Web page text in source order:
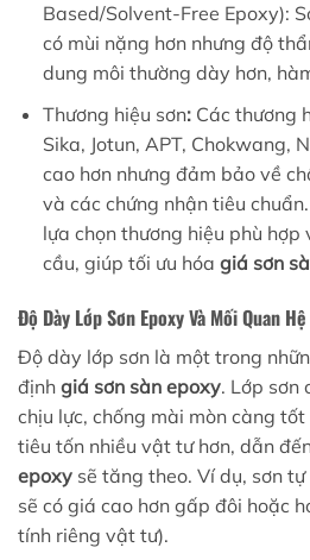
Based/Solvent-Free Epoxy):
có mùi nặng hơn nhưng độ
dung môi thường dày hơn,
Thương hiệu sơn:Các thương
Sika, Jotun, APT, Chokwang,
cao hơn nhưng đảm bảo về
và các chứng nhận tiêu
lựa chọn thương hiệu phù hợp
cầu, giúp tối ưu hóa giá sơn
Độ Dày Lớp Sơn Epoxy Và Mối Quan
Độ dày lớp sơn là một trong
định giá sơn sàn epoxy. Lớp sơn
chịu lực, chống mài mòn càng
tiêu tốn nhiều vật tư hơn, dẫn
epoxy sẽ tăng theo. Ví dụ, sơn
sẽ có giá cao hơn gấp đôi hoặc
tính riêng vật tư).